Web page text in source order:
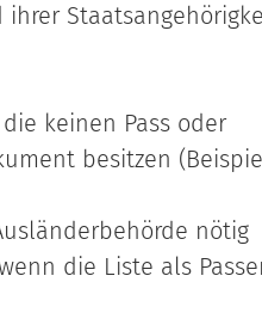
keinen Pass oder
besitzen
nötig
die Liste als